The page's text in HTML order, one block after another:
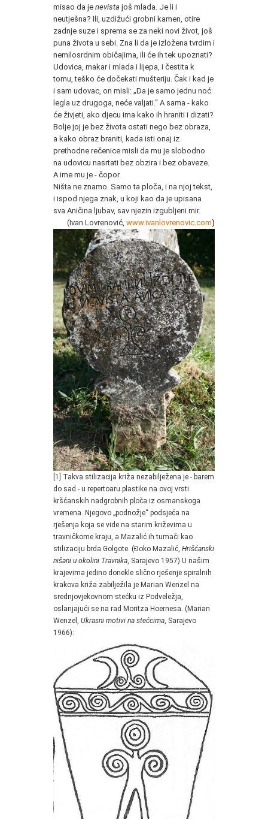
misao da je nevista još mlada. Je li i
neutješna? Ili, uzdižući grobni kamen, otire
zadnje suze i sprema se za neki novi život, još
puna života u sebi. Zna li da je izložena tvrdim i
nemilosrdnim običajima, ili će ih tek upoznati?
Udovica, makar i mlada i lijepa, i čestita k
tomu, teško će dočekati mušteriju. Čak i kad je
i sam udovac, on misli: „Da je samo jednu noć
legla uz drugoga, neće valjati.“ A sama - kako
će živjeti, ako djecu ima kako ih hraniti i dizati?
Bolje joj je bez života ostati nego bez obraza,
a kako obraz braniti, kada isti onaj iz
prethodne rečenice misli da mu je slobodno
na udovicu nasrtati bez obzira i bez obaveze.
A ime mu je - čopor.
Ništa ne znamo. Samo ta ploča, i na njoj tekst,
i ispod njega znak, u koji kao da je upisana
sva Aničina ljubav, sav njezin izgubljeni mir.
(Ivan Lovrenović, www.ivanlovrenovic.com)
[1] Takva stilizacija križa nezabilježena je - barem
do sad - u repertoaru plastike na ovoj vrsti
kršćanskih nadgrobnih ploča iz osmanskoga
vremena. Njegovo „podnožje“ podsjeća na
rješenja koja se vide na starim križevima u
travničkome kraju, a Mazalić ih tumači kao
stilizaciju brda Golgote. (Đoko Mazalić, Hrišćanski
nišani u okolini Travnika, Sarajevo 1957) U našim
krajevima jedino donekle slično rješenje spiralnih
krakova križa zabilježila je Marian Wenzel na
srednjovjekovnom stećku iz Podveležja,
oslanjajući se na rad Moritza Hoernesa. (Marian
Wenzel, Ukrasni motivi na stećcima, Sarajevo
1966):